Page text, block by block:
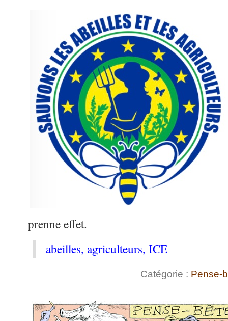
prenne effet.
abeilles, agriculteurs, ICE
Catégorie : Pense-